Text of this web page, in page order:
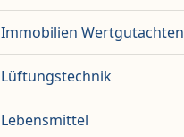
Immobilien Wertgutachten
Lüftungstechnik
Lebensmittel